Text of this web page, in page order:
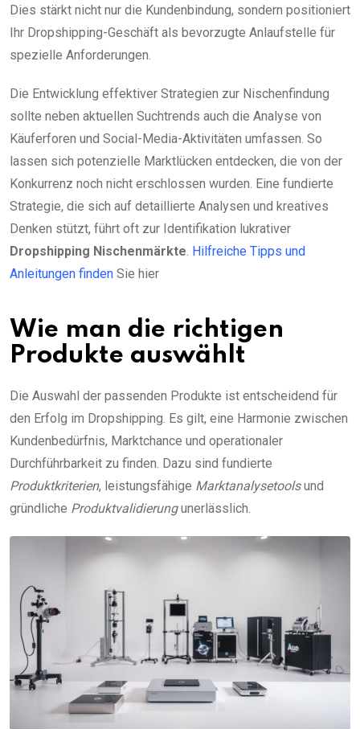
Dies stärkt nicht nur die Kundenbindung, sondern positioniert
Ihr Dropshipping-Geschäft als bevorzugte Anlaufstelle für
spezielle Anforderungen.
Die Entwicklung effektiver Strategien zur Nischenfindung
sollte neben aktuellen Suchtrends auch die Analyse von
Käuferforen und Social-Media-Aktivitäten umfassen. So
lassen sich potenzielle Marktlücken entdecken, die von der
Konkurrenz noch nicht erschlossen wurden. Eine fundierte
Strategie, die sich auf detaillierte Analysen und kreatives
Denken stützt, führt oft zur Identifikation lukrativer
Dropshipping Nischenmärkte Hilfreiche Tipps und
Anleitungen finden Sie hier
Wie man die richtigen
Produkte auswählt
Die Auswahl der passenden Produkte ist entscheidend für
den Erfolg im Dropshipping. Es gilt, eine Harmonie zwischen
Kundenbedürfnis, Marktchance und operationaler
Durchführbarkeit zu finden. Dazu sind fundierte
Produktkriterien, leistungsfähige Marktanalysetoolsund
gründliche Produktvalidierungunerlässlich.